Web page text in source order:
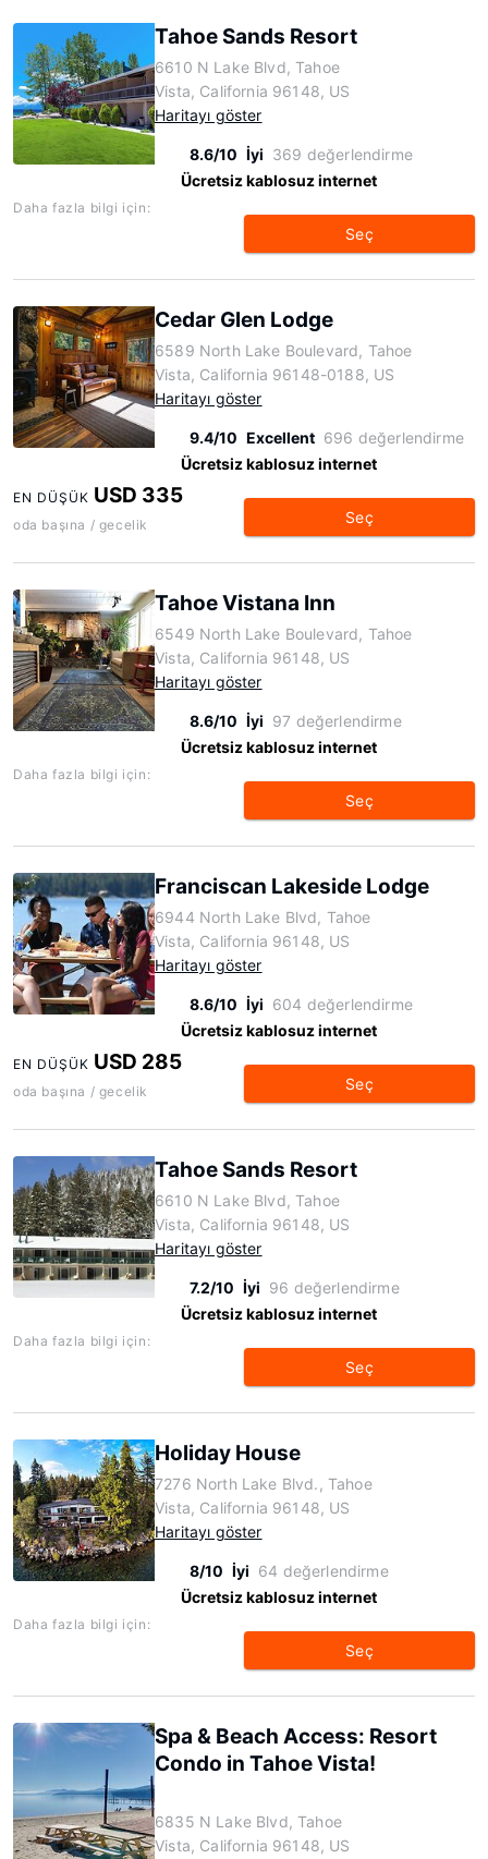
Tahoe Sands Resort
6610 N Lake Blvd, Tahoe
Vista, California 96148, US
Haritayı göster
8.6/10 İyi 369 değerlendirme
Ücretsiz kablosuz internet
Daha fazla bilgi için:
Seç
Cedar Glen Lodge
6589 North Lake Boulevard, Tahoe
Vista, California 96148-0188, US
Haritayı göster
9.4/10 Excellent 696 değerlendirme
Ücretsiz kablosuz internet
EN DÜŞÜK USD 335
oda başına / gecelik Seç
Tahoe Vistana Inn
6549 North Lake Boulevard, Tahoe
Vista, California 96148, US
Haritayı göster
8.6/10 İyi 97 değerlendirme
Ücretsiz kablosuz internet
Daha fazla bilgi için:
Seç
Franciscan Lakeside Lodge
6944 North Lake Blvd, Tahoe
Vista, California 96148, US
Haritayı göster
8.6/10 İyi 604 değerlendirme
Ücretsiz kablosuz internet
EN DÜŞÜK USD 285
oda başına / gecelik Seç
Tahoe Sands Resort
6610 N Lake Blvd, Tahoe
Vista, California 96148, US
Haritayı göster
7.2/10 İyi 96 değerlendirme
Ücretsiz kablosuz internet
Daha fazla bilgi için:
Seç
Holiday House
7276 North Lake Blvd., Tahoe
Vista, California 96148, US
Haritayı göster
8/10 İyi 64 değerlendirme
Ücretsiz kablosuz internet
Daha fazla bilgi için:
Seç
Spa & Beach Access: Resort
Condo in Tahoe Vista!
6835 N Lake Blvd, Tahoe
Vista, California 96148, US